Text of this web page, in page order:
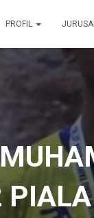
PROFIL